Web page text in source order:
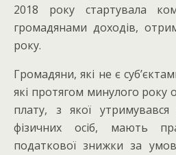
2018 року стартувала
громадянами доходів,
року.
Громадяни, які не є
які протягом минулого року
плату, з якої
фізичних осіб, мають
податкової знижки за